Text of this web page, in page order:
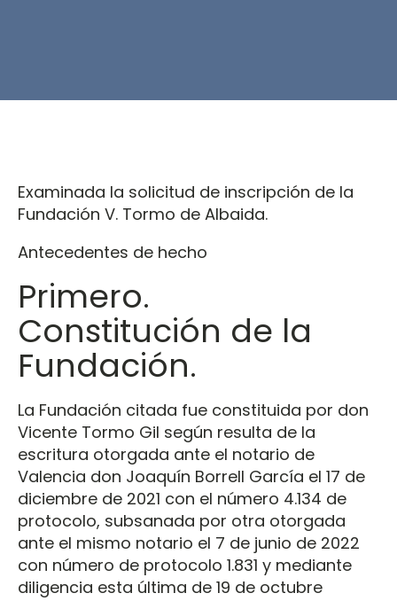
Examinada la solicitud de inscripción de la
Fundación V. Tormo de Albaida.
Antecedentes de hecho
Primero.
Constitución de la
Fundación.
La Fundación citada fue constituida por don
Vicente Tormo Gil según resulta de la
escritura otorgada ante el notario de
Valencia don Joaquín Borrell García el 17 de
diciembre de 2021 con el número 4.134 de
protocolo, subsanada por otra otorgada
ante el mismo notario el 7 de junio de 2022
con número de protocolo 1.831 y mediante
diligencia esta última de 19 de octubre